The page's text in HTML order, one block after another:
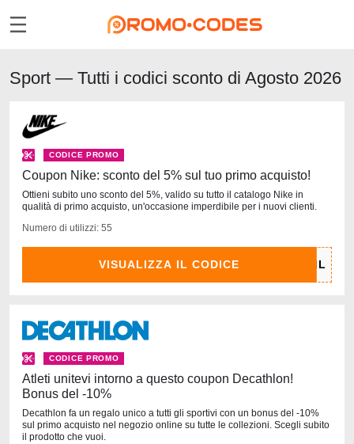
Sport — Tutti i codici sconto di Agosto 2026
CODICE PROMO
Coupon Nike: sconto del 5% sul tuo primo acquisto!
Ottieni subito uno sconto del 5%, valido su tutto il catalogo Nike in
qualità di primo acquisto, un'occasione imperdibile per i nuovi clienti.
Numero di utilizzi: 55
VISUALIZZA IL CODICE
CODICE PROMO
Atleti unitevi intorno a questo coupon Decathlon!
Bonus del -10%
Decathlon fa un regalo unico a tutti gli sportivi con un bonus del -10%
sul primo acquisto nel negozio online su tutte le collezioni. Scegli subito
il prodotto che vuoi.